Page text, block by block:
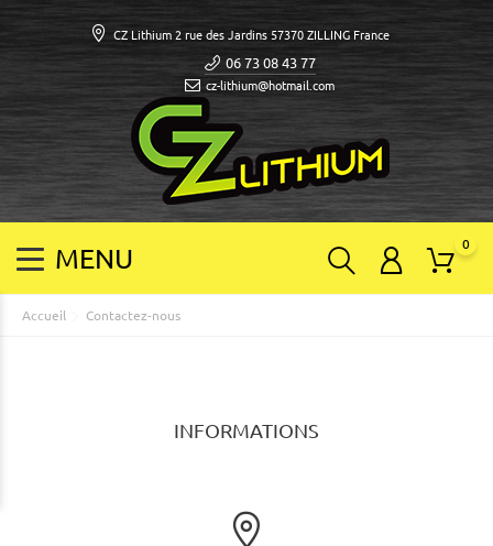
06 73 08 43 77
cz-lithium@hotmail.com
CZ Lithium 2 rue des Jardins 57370 ZILLING France
0
Accueil Contactez-nous
INFORMATIONS